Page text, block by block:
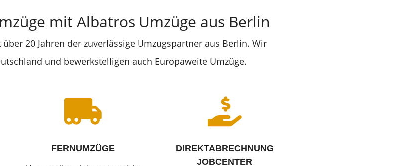
mit Albatros Umzüge aus Berlin
20 Jahren der zuverlässige Umzugspartner aus Berlin. Wir
und bewerkstelligen auch Europaweite Umzüge.

FERNUMZÜGE

DIREKTABRECHNUNG
JOBCENTER